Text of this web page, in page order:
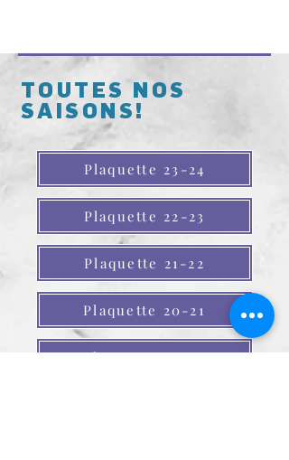
TOUTES NOS
SAISONS!
Plaquette 23-24
Plaquette 22-23
Plaquette 21-22
Plaquette 20-21
Plaquette 19-20